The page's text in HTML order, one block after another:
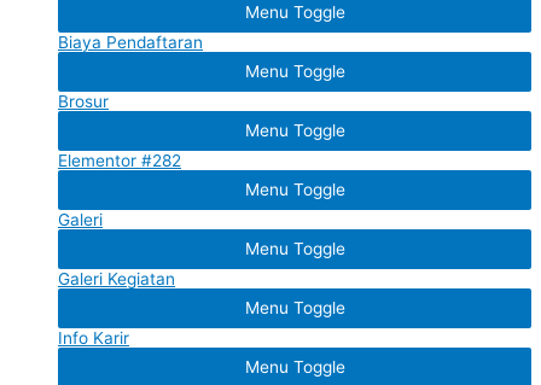
Menu Toggle
Biaya Pendaftaran
Menu Toggle
Brosur
Menu Toggle
Elementor #282
Menu Toggle
Galeri
Menu Toggle
Galeri Kegiatan
Menu Toggle
Info Karir
Menu Toggle